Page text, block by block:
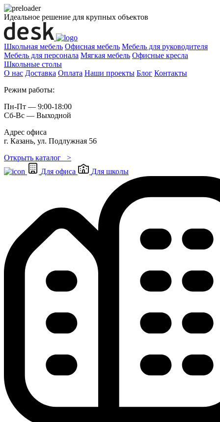
Идеальное решение для крупных объектов
Школьная мебель Офисная мебель Мебель для руководителя
Мебель для персонала Мягкая мебель Офисные кресла
Школьные cтолы
О нас Доставка Оплата Наши проекты Блог Контакты
Режим работы:
Пн-Пт — 9:00-18:00
Сб-Вс — Выходной
Адрес офиса
г. Казань, ул. Подлужная 56
Открыть каталог >
Для офиса
Для школы